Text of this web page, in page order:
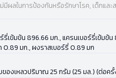
มีผลในการป้องกันหรือรักษาโรค, เด็กแล
เข้มข้น 896.66 มก., แครนเบอร์รี่เข้
0.89 มก., ผงราสเบอร์รี่ 0.89 มก
เหลวปริมาณ 25 กรัม (25 มล.) (ต่อครั้